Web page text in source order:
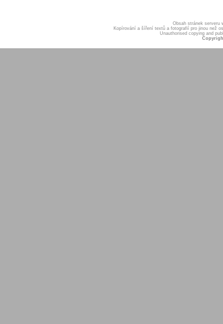
Obsah stránek serveru
Kopírování a šíření textů a fotografií pro jinou než
Unauthorised copying and